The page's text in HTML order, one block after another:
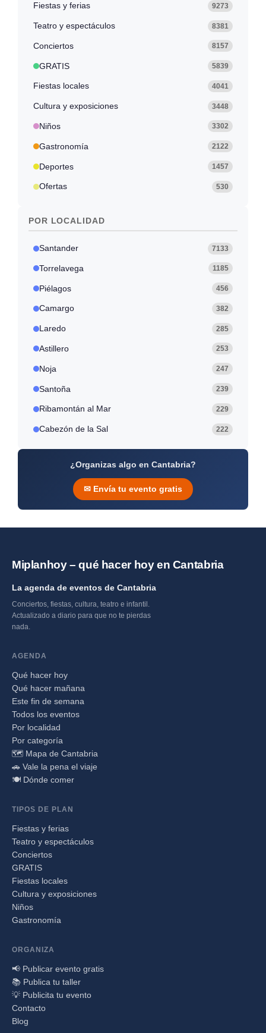
Fiestas y ferias 9273
Teatro y espectáculos 8381
Conciertos 8157
GRATIS 5839
Fiestas locales 4041
Cultura y exposiciones 3448
Niños 3302
Gastronomía 2122
Deportes 1457
Ofertas 530
POR LOCALIDAD
Santander 7133
Torrelavega 1185
Piélagos 456
Camargo 382
Laredo 285
Astillero 253
Noja 247
Santoña 239
Ribamontán al Mar 229
Cabezón de la Sal 222
¿Organizas algo en Cantabria?
✉ Envía tu evento gratis
Miplanhoy – qué hacer hoy en Cantabria
La agenda de eventos de Cantabria
Conciertos, fiestas, cultura, teatro e infantil.
Actualizado a diario para que no te pierdas
nada.
AGENDA
Qué hacer hoy
Qué hacer mañana
Este fin de semana
Todos los eventos
Por localidad
Por categoría
🗺️ Mapa de Cantabria
🚗 Vale la pena el viaje
🍽️ Dónde comer
TIPOS DE PLAN
Fiestas y ferias
Teatro y espectáculos
Conciertos
GRATIS
Fiestas locales
Cultura y exposiciones
Niños
Gastronomía
ORGANIZA
📢 Publicar evento gratis
📚 Publica tu taller
💡 Publicita tu evento
Contacto
Blog